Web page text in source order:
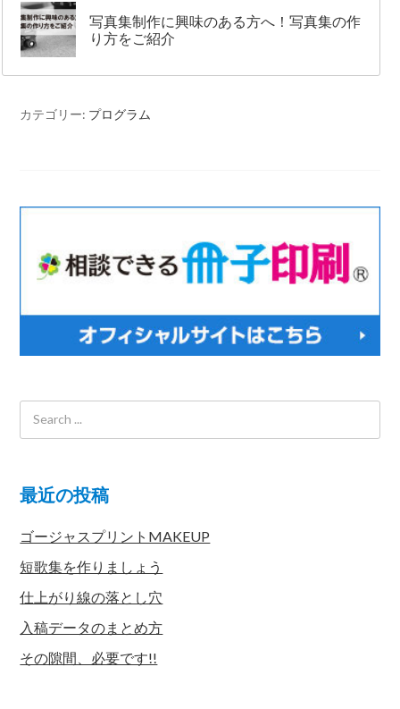
写真集制作に興味のある方へ！写真集の作
り方をご紹介
カテゴリー: プログラム
最近の投稿
ゴージャスプリントMAKEUP
短歌集を作りましょう
仕上がり線の落とし穴
入稿データのまとめ方
その隙間、必要です!!